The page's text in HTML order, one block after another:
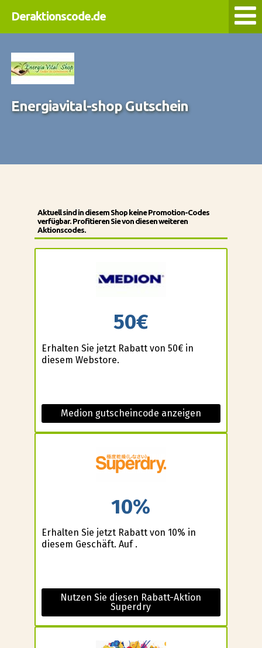
Deraktionscode.de
Energiavital-shop Gutschein
Aktuell sind in diesem Shop keine Promotion-Codes
verfügbar. Profitieren Sie von diesen weiteren
Aktionscodes.
50€
Erhalten Sie jetzt Rabatt von 50€ in
diesem Webstore.
Medion gutscheincode anzeigen
10%
Erhalten Sie jetzt Rabatt von 10% in
diesem Geschäft. Auf .
Nutzen Sie diesen Rabatt-Aktion
Superdry